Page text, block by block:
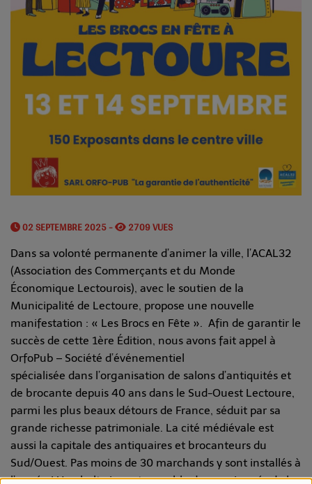
02 SEPTEMBRE 2025 - 2709 VUES
Dans sa volonté permanente d’animer la ville, l’ACAL32
(Association des Commerçants et du Monde
Économique Lectourois), avec le soutien de la
Municipalité de Lectoure, propose une nouvelle
manifestation : « Les Brocs en Fête ». Afin de garantir le
succès de cette 1ère Édition, nous avons fait appel à
OrfoPub – Société d’événementiel
spécialisée dans l’organisation de salons d’antiquités et
de brocante depuis 40 ans dans le Sud-Ouest Lectoure,
parmi les plus beaux détours de France, séduit par sa
grande richesse patrimoniale. La cité médiévale est
aussi la capitale des antiquaires et brocanteurs du
Sud/Ouest. Pas moins de 30 marchands y sont installés à
l’année ! Une halte incontournable des passionnés de la